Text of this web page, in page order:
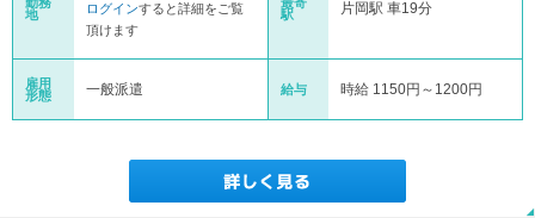
地
ログインすると詳細をご覧
頂けます
駅
片岡駅 車19分
雇用
形態
一般派遣 給与 時給 1150円～1200円